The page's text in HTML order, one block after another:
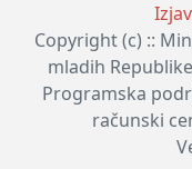
Copyright (c) ::
mladih
Programska
računski